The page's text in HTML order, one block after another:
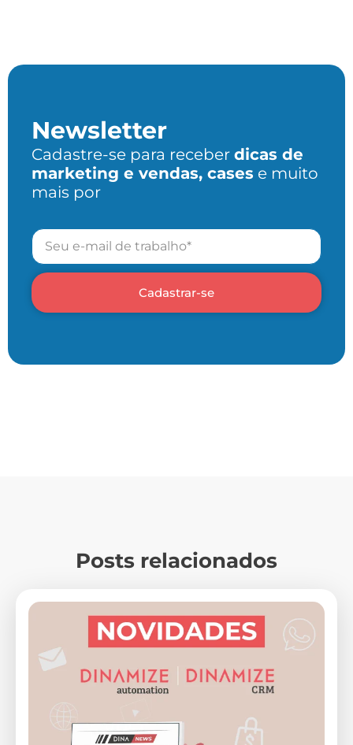
Newsletter
Cadastre-se para receber dicas de
marketing e vendas, cases e muito
mais por
Cadastrar-se
Posts relacionados